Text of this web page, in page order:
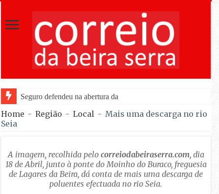
Seguro defendeu na abertura da Feira de São Mateus políticas
Home - Região - Local - Mais uma descarga no rio
Seia
A imagem, recolhida pelo correiodabeiraserra.com, dia
18 de Abril, junto à ponte do Moinho do Buraco, freguesia
de Lagares da Beira, dá conta de mais uma descarga de
poluentes efectuada no rio Seia.